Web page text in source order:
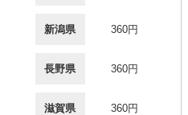
新潟県 360円
長野県 360円
滋賀県 360円